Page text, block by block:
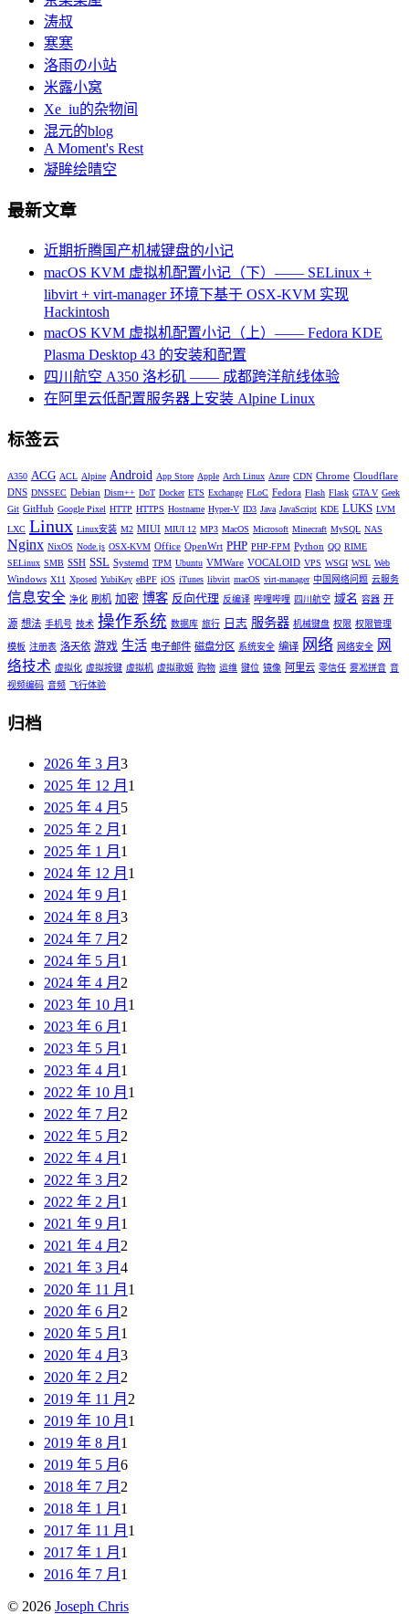
涛叔
寒寒
洛雨の小站
米露小窝
Xe_iu的杂物间
混元的blog
A Moment's Rest
凝眸绘晴空
最新文章
近期折腾国产机械键盘的小记
macOS KVM 虚拟机配置小记（下）—— SELinux +
libvirt + virt-manager 环境下基于 OSX-KVM 实现
Hackintosh
macOS KVM 虚拟机配置小记（上）—— Fedora KDE
Plasma Desktop 43 的安装和配置
四川航空 A350 洛杉矶 —— 成都跨洋航线体验
在阿里云低配置服务器上安装 Alpine Linux
标签云
A350 ACG ACL Alpine Android App Store Apple Arch Linux Azure CDN Chrome Cloudflare
DNS DNSSEC Debian Dism++ DoT Docker ETS Exchange FLoC Fedora Flash Flask GTA V Geek
Git GitHub Google Pixel HTTP HTTPS Hostname Hyper-V ID3 Java JavaScript KDE LUKS LVM
LXC Linux Linux安装 M2 MIUI MIUI 12 MP3 MacOS Microsoft Minecraft MySQL NAS
Nginx NixOS Node.js OSX-KVM Office OpenWrt PHP PHP-FPM Python QQ RIME
SELinux SMB SSH SSL Systemd TPM Ubuntu VMWare VOCALOID VPS WSGI WSL Web
Windows X11 Xposed YubiKey eBPF iOS iTunes libvirt macOS virt-manager 中国网络问题 云服务
信息安全 净化 刷机 加密 博客 反向代理 反编译 哔哩哔哩 四川航空 域名 容器 开
源 想法 手机号 技术 操作系统 数据库 旅行 日志 服务器 机械键盘 权限 权限管理
模板 注册表 洛天依 游戏 生活 电子邮件 磁盘分区 系统安全 编译 网络 网络安全
网
络技术 虚拟化 虚拟按键 虚拟机 虚拟歌姬 购物 运维 键位 镜像 阿里云 零信任 雾凇拼音 音
视频编码 音频 飞行体验
归档
2026 年 3 月 3
2025 年 12 月 1
2025 年 4 月 5
2025 年 2 月 1
2025 年 1 月 1
2024 年 12 月 1
2024 年 9 月 1
2024 年 8 月 3
2024 年 7 月 2
2024 年 5 月 1
2024 年 4 月 2
2023 年 10 月 1
2023 年 6 月 1
2023 年 5 月 1
2023 年 4 月 1
2022 年 10 月 1
2022 年 7 月 2
2022 年 5 月 2
2022 年 4 月 1
2022 年 3 月 2
2022 年 2 月 1
2021 年 9 月 1
2021 年 4 月 2
2021 年 3 月 4
2020 年 11 月 1
2020 年 6 月 2
2020 年 5 月 1
2020 年 4 月 3
2020 年 2 月 2
2019 年 11 月 2
2019 年 10 月 1
2019 年 8 月 1
2019 年 5 月 6
2018 年 7 月 2
2018 年 1 月 1
2017 年 11 月 1
2017 年 1 月 1
2016 年 7 月 1
© 2026 Joseph Chris